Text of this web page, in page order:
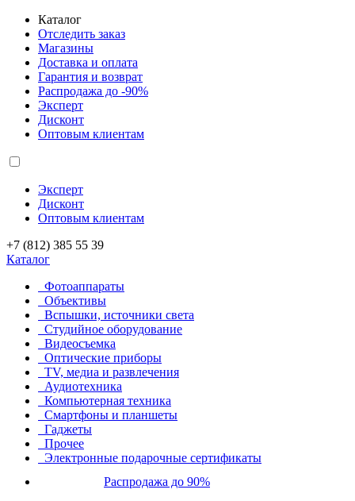
Каталог
Отследить заказ
Магазины
Доставка и оплата
Гарантия и возврат
Распродажа до -90%
Эксперт
Дисконт
Оптовым клиентам
Эксперт
Дисконт
Оптовым клиентам
+7 (812) 385 55 39
Каталог
Фотоаппараты
Объективы
Вспышки, источники света
Студийное оборудование
Видеосъемка
Оптические приборы
TV, медиа и развлечения
Аудиотехника
Компьютерная техника
Смартфоны и планшеты
Гаджеты
Прочее
Электронные подарочные сертификаты
Распродажа до 90%